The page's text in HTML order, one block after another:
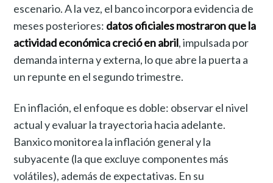
escenario. A la vez, el banco incorpora evidencia de
meses posteriores: datos oficiales mostraron que la
actividad económica creció en abril, impulsada por
demanda interna y externa, lo que abre la puerta a
un repunte en el segundo trimestre.
En inflación, el enfoque es doble: observar el nivel
actual y evaluar la trayectoria hacia adelante.
Banxico monitorea la inflación general y la
subyacente (la que excluye componentes más
volátiles), además de expectativas. En su